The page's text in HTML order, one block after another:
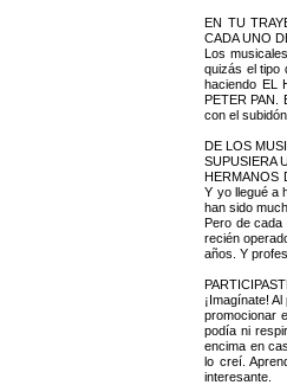
EN TU
CADA UNO
Los
quizás el tipo
haciendo EL
PETER PAN.
con el
DE LOS
SUPUSIERA
HERMANOS
Y yo llegué a
han sido
Pero de cada
recién
años. Y
¡Imagínate!
promocionar
podía ni
encima en
lo creí.
interesante.